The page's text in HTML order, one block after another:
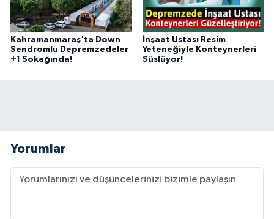
Kahramanmaraş'ta Down
Sendromlu Depremzedeler
+1 Sokağında!
İnşaat Ustası Resim
Yeteneğiyle Konteynerleri
Süslüyor!
Yorumlar
HABERDE İNSAN